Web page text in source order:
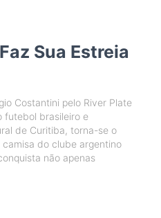
Sua Estreia
Costantini pelo River Plate
futebol brasileiro e
de Curitiba, torna-se o
do clube argentino
não apenas